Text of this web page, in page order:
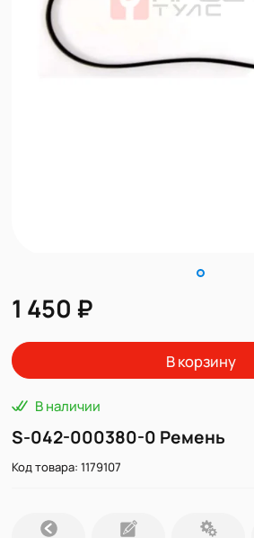
1 450 ₽
В корзину
В наличии
S-042-000380-0 Ремень
Код товара: 1179107